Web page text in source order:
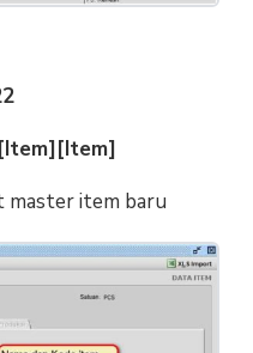
item baru